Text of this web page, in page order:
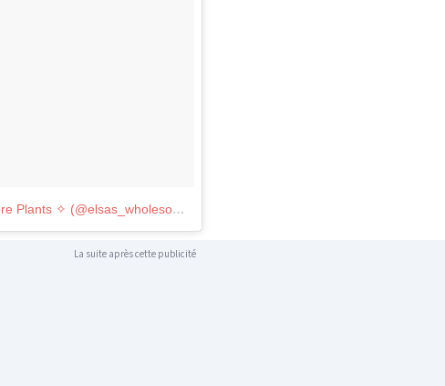
Une photo publiée par ✧ Eat More Plants ✧ (@elsas_wholesomelife)
La suite après cette publicité